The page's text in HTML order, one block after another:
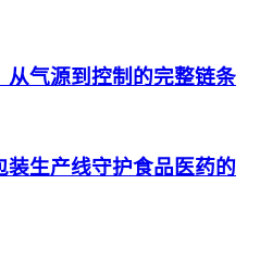
气源到控制的完整链条
装生产线守护食品医药的